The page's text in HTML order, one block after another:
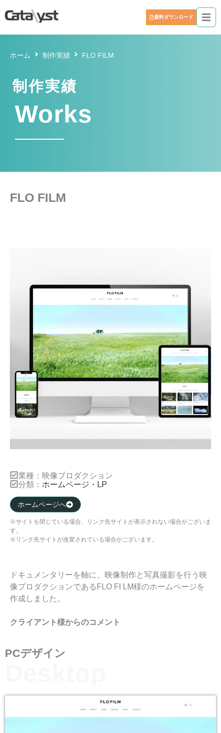
資料ダウンロード
ホーム 制作実績 FLO FILM
制作実績
Works
FLO FILM
業種： 映像プロダクション
分類： ホームページ・LP
ホームページへ
※サイトを閉じている場合、リンク先サイトが表示されない場合がございま
す。
※リンク先サイトが改変されている場合がございます。
ドキュメンタリーを軸に、映像制作と写真撮影を行う映
像プロダクションであるFLO FI LM様のホームページを
作成しました。
クライアント様からのコメント
PCデザイン